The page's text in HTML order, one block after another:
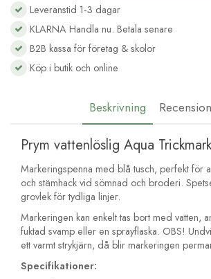
Leveranstid 1-3 dagar
KLARNA Handla nu. Betala senare
B2B kassa för företag & skolor
Köp i butik och online
Beskrivning
Prym vattenlöslig Aqua
Markeringspenna med blå tusch, perfekt för
och stämhack vid sömnad och broderi.
grovlek för tydliga linjer.
Markeringen kan enkelt tas bort med vatten,
fuktad svamp eller en sprayflaska. OBS!
ett varmt strykjärn, då blir markeringen
Specifikationer: